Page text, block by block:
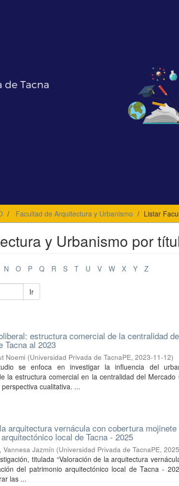
Facultad de Arquitectura y Urbanismo Listar
y Urbanismo por
N O P Q R S T U V W X Y Z
Ir
estructura comercial de la centralidad
Tacna al 2023
Noemi (Universidad Privada de TacnaPE,2023-11-12)
se enfoca en investigar la influencia del
la estructura comercial en la centralidad del
cualitativa. ...
arquitectura vernácula con cobertura
local de Tacna - 2025
Vannesa Jazmín (Universidad Privada de TacnaPE,
titulada “Valoración de la arquitectura
del patrimonio arquitectónico local de Tacna -
las ...